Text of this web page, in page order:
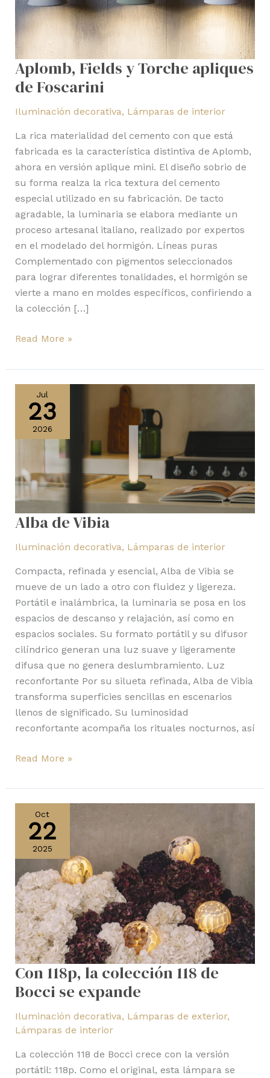
Aplomb, Fields y Torche apliques
de Foscarini
Iluminación decorativa, Lámparas de interior
La rica materialidad del cemento con que está
fabricada es la característica distintiva de Aplomb,
ahora en versión aplique mini. El diseño sobrio de
su forma realza la rica textura del cemento
especial utilizado en su fabricación. De tacto
agradable, la luminaria se elabora mediante un
proceso artesanal italiano, realizado por expertos
en el modelado del hormigón. Líneas puras
Complementado con pigmentos seleccionados
para lograr diferentes tonalidades, el hormigón se
vierte a mano en moldes específicos, confiriendo a
la colección […]
Read More »
Jul
23
2026
Alba de Vibia
Iluminación decorativa, Lámparas de interior
Compacta, refinada y esencial, Alba de Vibia se
mueve de un lado a otro con fluidez y ligereza.
Portátil e inalámbrica, la luminaria se posa en los
espacios de descanso y relajación, así como en
espacios sociales. Su formato portátil y su difusor
cilíndrico generan una luz suave y ligeramente
difusa que no genera deslumbramiento. Luz
reconfortante Por su silueta refinada, Alba de Vibia
transforma superficies sencillas en escenarios
llenos de significado. Su luminosidad
reconfortante acompaña los rituales nocturnos, así
Vibia
Read More »
Oct
22
2025
Con 118p, la colección 118 de
Bocci se expande
Iluminación decorativa, Lámparas de exterior,
Lámparas de interior
La colección 118 de Bocci crece con la versión
portátil: 118p. Como el original, esta lámpara se
118p,
colección
118
de
Bocci
se
expande